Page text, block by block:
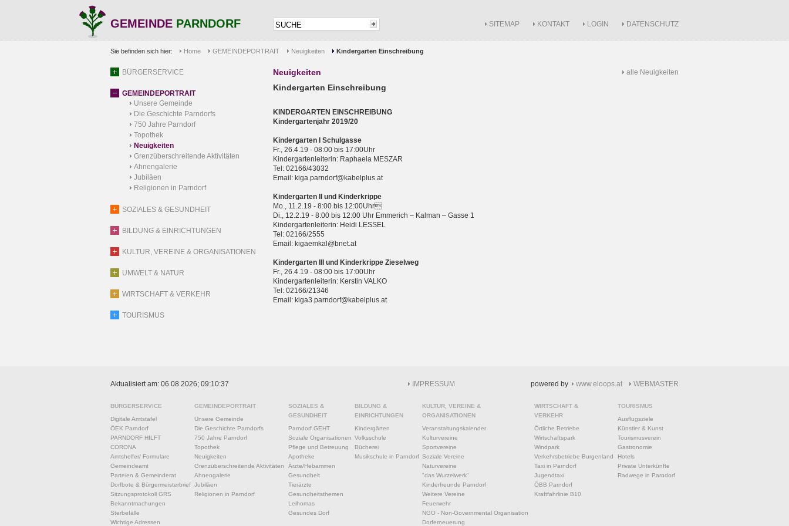
GEMEINDE PARNDORF SITEMAP KONTAKT LOGIN DATENSCHUTZ
Sie befinden sich hier: Home GEMEINDEPORTRAIT Neuigkeiten Kindergarten Einschreibung
BÜRGERSERVICE
GEMEINDEPORTRAIT
Unsere Gemeinde
Die Geschichte Parndorfs
750 Jahre Parndorf
Topothek
Neuigkeiten
Grenzüberschreitende Aktivitäten
Ahnengalerie
Jubiläen
Religionen in Parndorf
SOZIALES & GESUNDHEIT
BILDUNG & EINRICHTUNGEN
KULTUR, VEREINE & ORGANISATIONEN
UMWELT & NATUR
WIRTSCHAFT & VERKEHR
TOURISMUS
alle Neuigkeiten
Neuigkeiten
Kindergarten Einschreibung
KINDERGARTEN EINSCHREIBUNG
Kindergartenjahr 2019/20
Kindergarten I Schulgasse
Fr., 26.4.19 - 08:00 bis 17:00Uhr
Kindergartenleiterin: Raphaela MESZAR
Tel: 02166/43032
Email: kiga.parndorf@kabelplus.at
Kindergarten II und Kinderkrippe
Mo., 11.2.19 - 8:00 bis 12:00Uhr
Di., 12.2.19 - 8:00 bis 12:00 Uhr Emmerich – Kalman – Gasse 1
Kindergartenleiterin: Heidi LESSEL
Tel: 02166/2555
Email: kigaemkal@bnet.at
Kindergarten III und Kinderkrippe Zieselweg
Fr., 26.4.19 - 08:00 bis 17:00Uhr
Kindergartenleiterin: Kerstin VALKO
Tel: 02166/21346
Email: kiga3.parndorf@kabelplus.at
Aktualisiert am: 06.08.2026; 09:10:37 IMPRESSUM powered by www.eloops.at WEBMASTER
BÜRGERSERVICE
Digitale Amtstafel
ÖEK Parndorf
PARNDORF HILFT
CORONA
Amtshelfer/ Formulare
Gemeindeamt
Parteien & Gemeinderat
Dorfbote & Bürgermeisterbrief
Sitzungsprotokoll GRS
Bekanntmachungen
Sterbefälle
Wichtige Adressen
GEMEINDEPORTRAIT
Unsere Gemeinde
Die Geschichte Parndorfs
750 Jahre Parndorf
Topothek
Neuigkeiten
Grenzüberschreitende Aktivitäten
Ahnengalerie
Jubiläen
Religionen in Parndorf
SOZIALES &
GESUNDHEIT
Parndorf GEHT
Soziale Organisationen
Pflege und Betreuung
Apotheke
Ärzte/Hebammen
Gesundheit
Tierärzte
Gesundheitsthemen
Leihomas
Gesundes Dorf
BILDUNG &
EINRICHTUNGEN
Kindergärten
Volksschule
Bücherei
Musikschule in Parndorf
KULTUR, VEREINE &
ORGANISATIONEN
Veranstaltungskalender
Kulturvereine
Sportvereine
Soziale Vereine
Naturvereine
"das Wurzelwerk"
Kinderfreunde Parndorf
Weitere Vereine
Feuerwehr
NGO - Non-Governmental Organisation
Dorferneuerung
WIRTSCHAFT &
VERKEHR
Örtliche Betriebe
Wirtschaftspark
Windpark
Verkehrsbetriebe Burgenland
Taxi in Parndorf
Jugendtaxi
ÖBB Parndorf
Kraftfahrlinie B10
TOURISMUS
Ausflugsziele
Künstler & Kunst
Tourismusverein
Gastronomie
Hotels
Private Unterkünfte
Radwege in Parndorf